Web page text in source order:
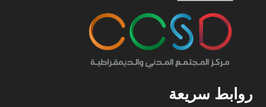
روابط سريعة